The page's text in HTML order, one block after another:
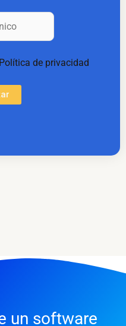
Política de privacidad
un software